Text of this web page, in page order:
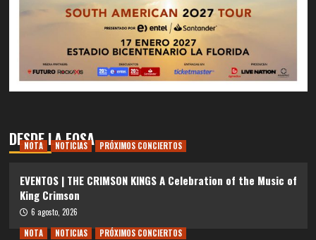
DESDE LA FOSA
NOTA NOTICIAS PRÓXIMOS CONCIERTOS
EVENTOS | THE CRIMSON KINGS A Celebration of the Music of
King Crimson
6 agosto, 2026
NOTA
NOTICIAS PRÓXIMOS CONCIERTOS